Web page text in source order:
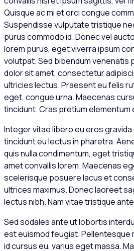
Quisque ac mi et orci congue
Suspendisse vulputate tristique
purus commodo id. Donec vel
lorem purus, eget viverra ipsum
volutpat. Sed bibendum venenatis
dolor sit amet, consectetur
ultricies lectus. Praesent eu felis
eget, congue urna. Maecenas
tincidunt. Cras pretium elementum
Integer vitae libero eu eros gravida
tincidunt eu lectus in pharetra.
quis nulla condimentum, eget
amet convallis lorem. Maecenas
scelerisque posuere lacus et
ultrices maximus. Donec laoreet
lectus nibh. Nam vitae tristique
Sed sodales ante ut lobortis
est euismod feugiat. Pellentesque
id cursus eu, varius eget massa.